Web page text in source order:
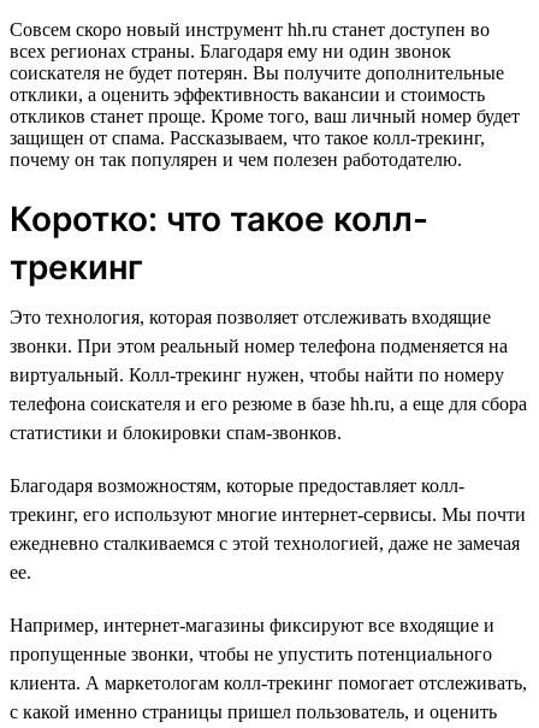
Совсем скоро новый инструмент hh.ru станет доступен во
всех регионах страны. Благодаря ему ни один звонок
соискателя не будет потерян. Вы получите дополнительные
отклики, а оценить эффективность вакансии и стоимость
откликов станет проще. Кроме того, ваш личный номер будет
защищен от спама. Рассказываем, что такое колл-трекинг,
почему он так популярен и чем полезен работодателю.
Коротко: что такое колл-
трекинг
Это технология, которая позволяет отслеживать входящие
звонки. При этом реальный номер телефона подменяется на
виртуальный. Колл-трекинг нужен, чтобы найти по номеру
телефона соискателя и его резюме в базе hh.ru, а еще для сбора
статистики и блокировки спам-звонков.
Благодаря возможностям, которые предоставляет колл-
трекинг, его используют многие интернет-сервисы. Мы почти
ежедневно сталкиваемся с этой технологией, даже не замечая
ее.
Например, интернет-магазины фиксируют все входящие и
пропущенные звонки, чтобы не упустить потенциального
клиента. А маркетологам колл-трекинг помогает отслеживать,
с какой именно страницы пришел пользователь, и оценить